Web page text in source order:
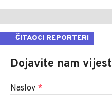
ČITAOCI REPORTERI
Dojavite nam vijest
Naslov *